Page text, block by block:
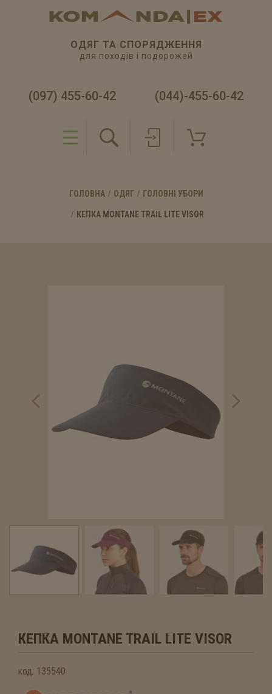
ОДЯГ ТА СПОРЯДЖЕННЯ
для походів і подорожей
(097) 455-60-42 (044)-455-60-42
ГОЛОВНА ОДЯГ ГОЛОВНІ УБОРИ
КЕПКА MONTANE TRAIL LITE VISOR
КЕПКА MONTANE TRAIL LITE VISOR
код: 135540